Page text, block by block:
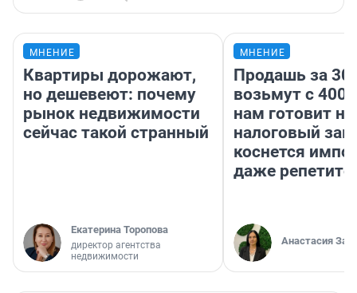
МНЕНИЕ
Квартиры дорожают,
но дешевеют: почему
рынок недвижимости
сейчас такой странный
Екатерина Торопова
директор агентства
недвижимости
МНЕНИЕ
Продашь за
возьмут с
нам готовит
налоговый
коснется
даже
Анастасия